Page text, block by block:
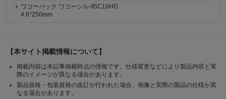
ワコーパック ワコーシル-II5C18HG
4.6*250mm
【本サイト掲載情報について】
掲載内容は本記事掲載時点の情報です。仕様変更などにより製品内容と実
際のイメージが異なる場合があります。
製品規格・包装規格の改訂が行われた場合、画像と実際の製品の仕様が異
なる場合があります。